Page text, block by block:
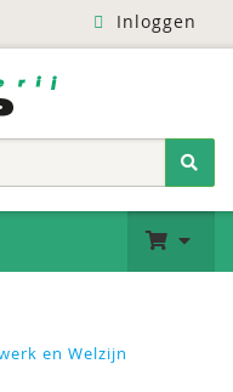
Inloggen
en Welzijn